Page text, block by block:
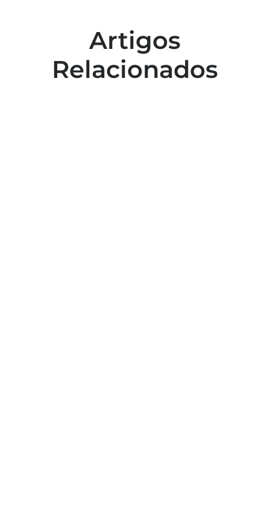
Artigos
Relacionados